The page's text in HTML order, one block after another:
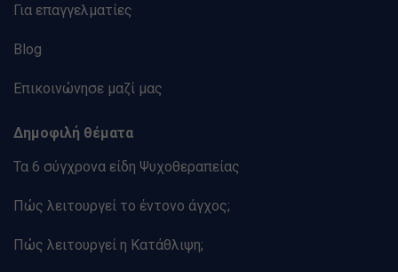
Για επαγγελματίες
Blog
Επικοινώνησε μαζί μας
Δημοφιλή θέματα
Τα 6 σύγχρονα είδη Ψυχοθεραπείας
Πώς λειτουργεί το έντονο άγχος;
Πώς λειτουργεί η Κατάθλιψη;